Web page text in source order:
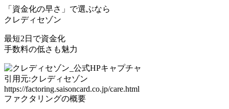
「資金化の早さ」 で選ぶなら
クレディセゾン
最短2日で資金化
手数料の低さも魅力
引用元:クレディセゾン
https://factoring.saisoncard.co.jp/care.html
ファクタリングの概要